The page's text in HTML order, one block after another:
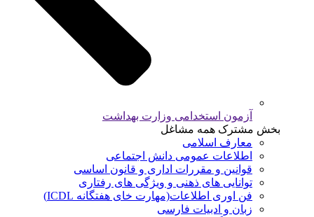
آزمون استخدامی وزارت بهداشت
بخش مشترک همه مشاغل
معارف اسلامی
اطلاعات عمومی دانش اجتماعی
قوانین و مقررات اداری و قانون اساسی
توانایی های ذهنی و ویژگی های رفتاری
فن اوری اطلاعات(مهارت خای هفتگانه ICDL)
زبان و ادبیات فارسی